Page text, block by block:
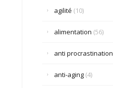
agilité (10)
alimentation (56)
anti procrastination
anti-aging(4)